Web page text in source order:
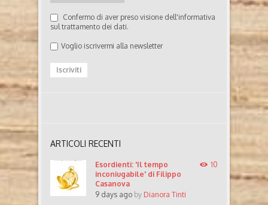
Confermo di aver preso visione dell'informativa
sul trattamento dei dati.
Voglio iscrivermi alla newsletter
ARTICOLI RECENTI
Esordienti: 'Il tempo
inconiugabile' di Filippo
Casanova
9 days ago by Dianora Tinti
10